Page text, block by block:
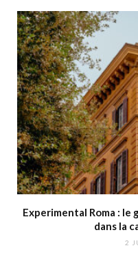
Experimental Roma :
dans la
2